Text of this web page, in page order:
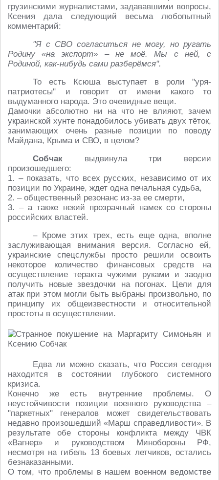
грузинскими журналистами, задававшими вопросы,
Ксения дала следующий весьма любопытный
комментарий:
"Я с СВО согласиться не могу, но ругать
Родину «на экспорт» – не моё. Мы с ней, с
Родиной, как-нибудь сами разберёмся".
То есть Ксюша выступает в роли "уря-
патриотесы" и говорит от имени какого то
выдуманного народа. Это очевидные вещи.
Дамочки абсолютно ни на что не влияют, зачем
украинской хунте понадобилось убивать двух тёток,
занимающих очень разные позиции по поводу
Майдана, Крыма и СВО, в целом?
Собчак выдвинула три версии
произошедшего:
1. – показать, что всех русских, независимо от их
позиции по Украине, ждет одна печальная судьба,
2. – общественный резонанс из-за ее смерти,
3. – а также некий прозрачный намек со стороны
российских властей.
– Кроме этих трех, есть еще одна, вполне
заслуживающая внимания версия. Согласно ей,
украинские спецслужбы просто решили освоить
некоторое количество финансовых средств на
осуществление теракта чужими руками и заодно
получить новые звездочки на погонах. Цели для
атак при этом могли быть выбраны произвольно, по
принципу их общеизвестности и относительной
простоты в осуществлении.
Едва ли можно сказать, что Россия сегодня
находится в состоянии глубокого системного
кризиса.
Конечно же есть внутренние проблемы. О
неустойчивости позиции военного руководства –
"паркетных" генералов может свидетельствовать
недавно произошедший «Марш справедливости». В
результате обе стороны конфликта между ЧВК
«Вагнер» и руководством Минобороны РФ,
несмотря на гибель 13 боевых летчиков, остались
безнаказанными.
О том, что проблемы в нашем военном ведомстве